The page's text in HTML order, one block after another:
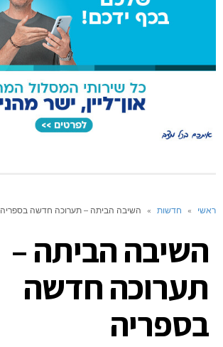
ראשי » חדשות » השיבה הביתה – תערוכה חדשה בספריה
השיבה הביתה –
תערוכה חדשה
בספריה